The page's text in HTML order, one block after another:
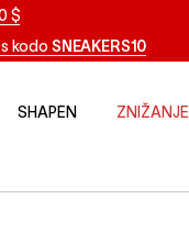
$
kodo SNEAKERS10
SHAPEN
ZNIŽANJE